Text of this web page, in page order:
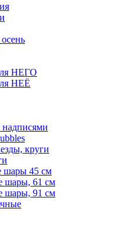
НЕГО
НЕЁ
круги
шары 45 см
шары, 61 см
шары, 91 см